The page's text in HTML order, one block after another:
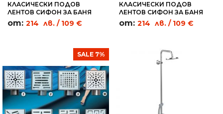
КЛАСИЧЕСКИ ПОДОВ
ЛЕНТОВ СИФОН ЗА БАНЯ
ЧЕРНО СТЪКЛО - BGC09
от: 214 лв. / 109 €
КЛАСИЧЕСКИ ПОДОВ
ЛЕНТОВ СИФОН ЗА БАНЯ
ПЛОЧКА - TC12
от: 214 лв. / 109 €
SALE 7%